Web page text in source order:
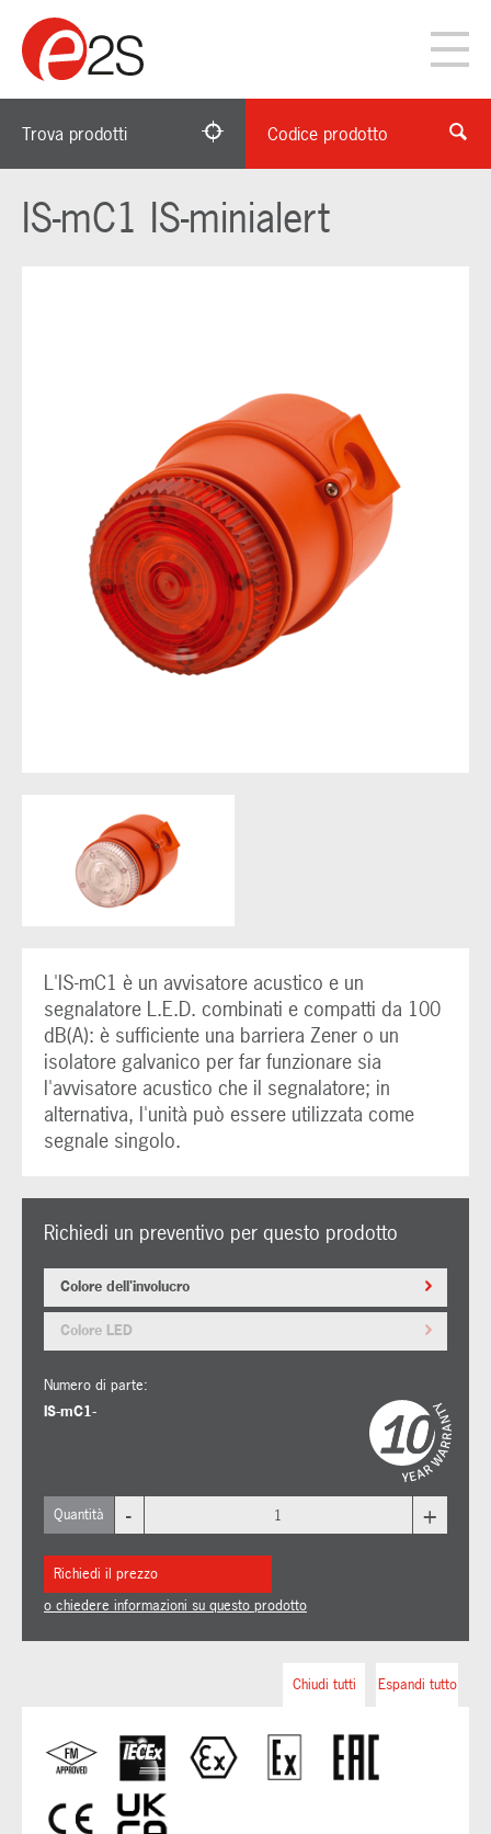
Trova prodotti Codice prodotto
IS-mC1 IS-minialert
L'IS-mC1 è un avvisatore acustico e un
segnalatore L.E.D. combinati e compatti da 100
dB(A): è sufficiente una barriera Zener o un
isolatore galvanico per far funzionare sia
l'avvisatore acustico che il segnalatore; in
alternativa, l'unità può essere utilizzata come
segnale singolo.
Richiedi un preventivo per questo prodotto
Colore dell'involucro
Colore LED
Numero di parte:
IS-mC1-
Quantità - +
Richiedi il prezzo
o chiedere informazioni su questo prodotto
Espandi tutto
Chiudi tutti